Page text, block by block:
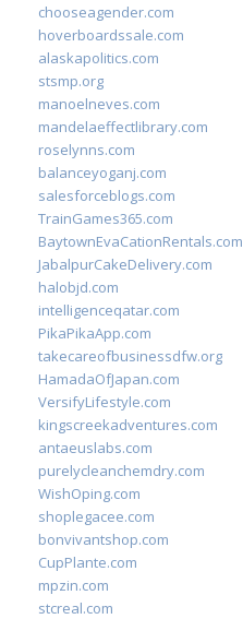
chooseagender.com
hoverboardssale.com
alaskapolitics.com
stsmp.org
manoelneves.com
mandelaeffectlibrary.com
roselynns.com
balanceyoganj.com
salesforceblogs.com
TrainGames365.com
BaytownEvaCationRentals.com
JabalpurCakeDelivery.com
halobjd.com
intelligenceqatar.com
PikaPikaApp.com
takecareofbusinessdfw.org
HamadaOfJapan.com
VersifyLifestyle.com
kingscreekadventures.com
antaeuslabs.com
purelycleanchemdry.com
WishOping.com
shoplegacee.com
bonvivantshop.com
CupPlante.com
mpzin.com
stcreal.com